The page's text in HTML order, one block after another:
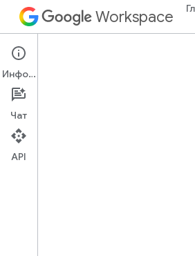
Workspace
Google Drive
Обзор
Информация
Чат
API